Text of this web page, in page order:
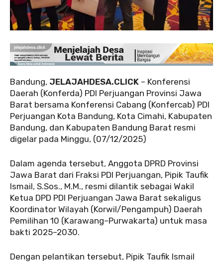
Bandung, JELAJAHDESA.CLICK – Konferensi
Daerah (Konferda) PDI Perjuangan Provinsi Jawa
Barat bersama Konferensi Cabang (Konfercab) PDI
Perjuangan Kota Bandung, Kota Cimahi, Kabupaten
Bandung, dan Kabupaten Bandung Barat resmi
digelar pada Minggu, (07/12/2025)
Dalam agenda tersebut, Anggota DPRD Provinsi
Jawa Barat dari Fraksi PDI Perjuangan, Pipik Taufik
Ismail, S.Sos., M.M., resmi dilantik sebagai Wakil
Ketua DPD PDI Perjuangan Jawa Barat sekaligus
Koordinator Wilayah (Korwil/Pengampuh) Daerah
Pemilihan 10 (Karawang–Purwakarta) untuk masa
bakti 2025–2030.
Dengan pelantikan tersebut, Pipik Taufik Ismail